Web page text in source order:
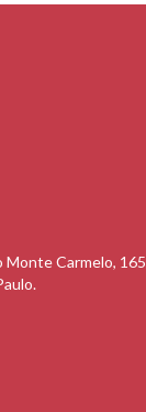
Monte Carmelo, 165